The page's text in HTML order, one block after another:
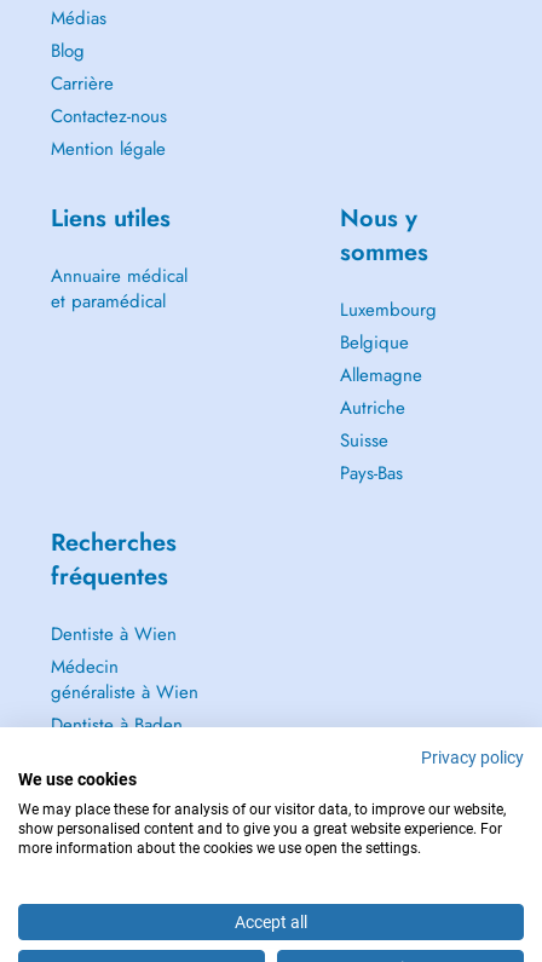
Médias
Blog
Carrière
Contactez-nous
Mention légale
Liens utiles
Annuaire médical
et paramédical
Nous y
sommes
Luxembourg
Belgique
Allemagne
Autriche
Suisse
Pays-Bas
Recherches
fréquentes
Dentiste à Wien
Médecin
généraliste à Wien
Dentiste à Baden
Baden
Tout voir →
POUR LES URGENCES, CONSULTEZ : 112
Privacy policy
We use cookies
We may place these for analysis of our visitor data, to improve our website,
show personalised content and to give you a great website experience. For
more information about the cookies we use open the settings.
Accept all